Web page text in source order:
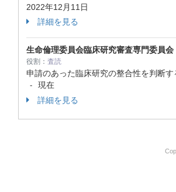
2022年12月11日
詳細を見る
生命倫理委員会臨床研究審査専門委員会
役割： 査読
申請のあった臨床研究の整合性を判断す
-
現在
詳細を見る